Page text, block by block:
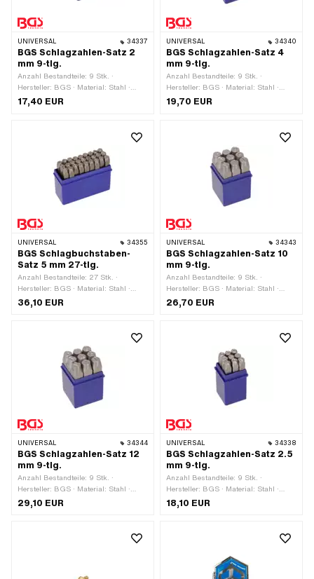
UNIVERSAL 34337
BGS Schlagzahlen-Satz 2
mm 9-tlg.
Anzahl Bestandteile: 9 Stk. ·
Hersteller: BGS · Material: Stahl ·
Oberfläche: gehärtet ·
17,40 EUR
UNIVERSAL 34340
BGS Schlagzahlen-Satz 4
mm 9-tlg.
Anzahl Bestandteile: 9 Stk. ·
Hersteller: BGS · Material: Stahl ·
Oberfläche: gehärtet ·
19,70 EUR
UNIVERSAL 34355
BGS Schlagbuchstaben-
Satz 5 mm 27-tlg.
Anzahl Bestandteile: 27 Stk. ·
Hersteller: BGS · Material: Stahl ·
Oberfläche: gehärtet ·
Anwendungsbereich:
36,10 EUR
UNIVERSAL 34343
BGS Schlagzahlen-Satz 10
mm 9-tlg.
Anzahl Bestandteile: 9 Stk. ·
Hersteller: BGS · Material: Stahl ·
Oberfläche: gehärtet ·
Anwendungsbereich:
26,70 EUR
UNIVERSAL 34344
BGS Schlagzahlen-Satz 12
mm 9-tlg.
Anzahl Bestandteile: 9 Stk. ·
Hersteller: BGS · Material: Stahl ·
Oberfläche: gehärtet ·
Anwendungsbereich:
29,10 EUR
UNIVERSAL 34338
BGS Schlagzahlen-Satz 2.5
mm 9-tlg.
Anzahl Bestandteile: 9 Stk. ·
Hersteller: BGS · Material: Stahl ·
Oberfläche: gehärtet ·
Anwendungsbereich:
18,10 EUR